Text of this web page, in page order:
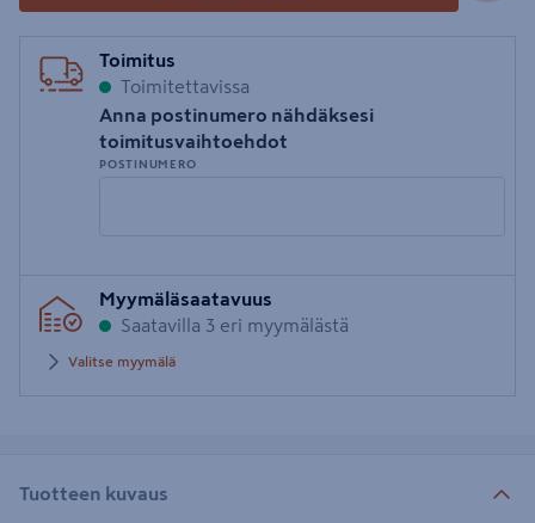
Toimitus
Toimitettavissa
Anna postinumero nähdäksesi
toimitusvaihtoehdot
POSTINUMERO
postinumero
Myymäläsaatavuus
Saatavilla 3 eri myymälästä
Valitse myymälä
Tuotteen kuvaus